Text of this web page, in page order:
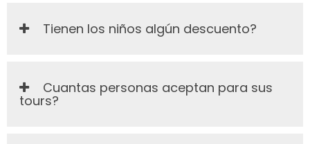
Tienen los niños algún descuento?
Cuantas personas aceptan para sus
tours?